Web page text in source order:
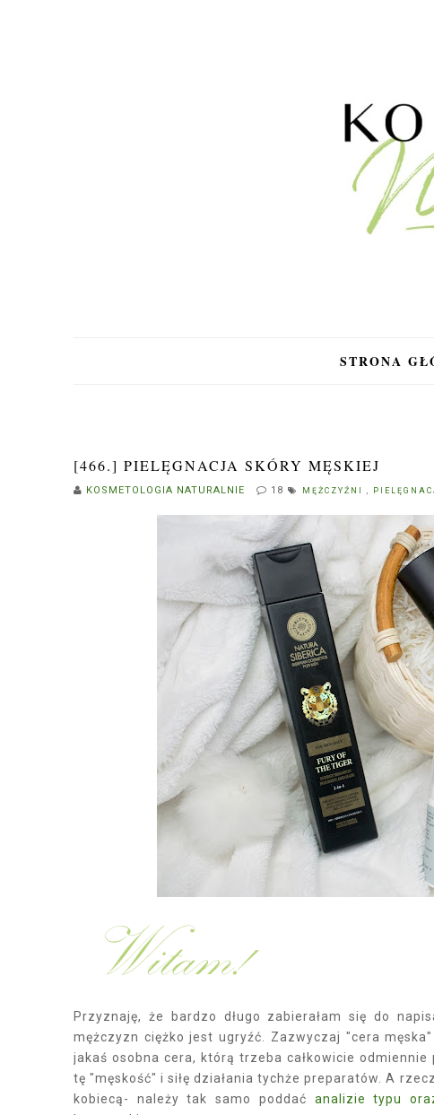
STRONA
[466.] PIELĘGNACJA SKÓRY MĘSKIEJ
KOSMETOLOGIA NATURALNIE 18 MĘŻCZYŹNI
Przyznaję, że bardzo długo zabierałam się do
mężczyzn ciężko jest ugryźć. Zazwyczaj "cera
jakaś osobna cera, którą trzeba całkowicie
tę "męskość" i siłę działania tychże preparatów. A
kobiecą- należy tak samo poddać analizie typu